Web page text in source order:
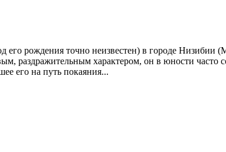
рож­де­ния точ­но неиз­ве­стен) в го­ро­де Ни­зи­бии
раз­дра­жи­тель­ным ха­рак­те­ром, он в юно­сти
его на путь по­ка­я­ния...